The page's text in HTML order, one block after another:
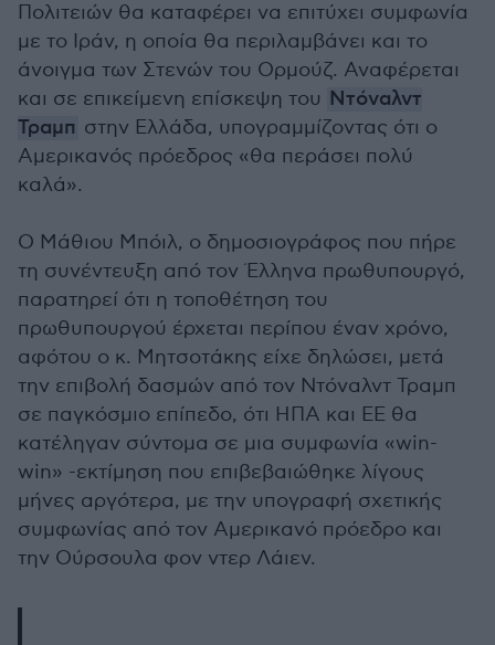
Πολιτειών θα καταφέρει να επιτύχει συμφωνία
με το Ιράν, η οποία θα περιλαμβάνει και το
άνοιγμα των Στενών του Ορμούζ. Αναφέρεται
και σε επικείμενη επίσκεψη του Ντόναλντ
Τραμπ στην Ελλάδα, υπογραμμίζοντας ότι ο
Αμερικανός πρόεδρος «θα περάσει πολύ
καλά».
Ο Μάθιου Μπόιλ, ο δημοσιογράφος που πήρε
τη συνέντευξη από τον Έλληνα πρωθυπουργό,
παρατηρεί ότι η τοποθέτηση του
πρωθυπουργού έρχεται περίπου έναν χρόνο,
αφότου ο κ. Μητσοτάκης είχε δηλώσει, μετά
την επιβολή δασμών από τον Ντόναλντ Τραμπ
σε παγκόσμιο επίπεδο, ότι ΗΠΑ και ΕΕ θα
κατέληγαν σύντομα σε μια συμφωνία «win-
win» -εκτίμηση που επιβεβαιώθηκε λίγους
μήνες αργότερα, με την υπογραφή σχετικής
συμφωνίας από τον Αμερικανό πρόεδρο και
την Ούρσουλα φον ντερ Λάιεν.